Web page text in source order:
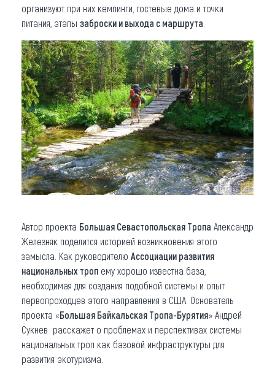
организуют при них кемпинги, гостевые дома и точки
питания, этапы заброски и выхода с маршрута
Автор проекта Большая Севастопольская Тропа Александр
Железняк поделится историей возникновения этого
замысла. Как руководителю Ассоциации развития
национальных троп ему хорошо известна база,
необходимая для создания подобной системы и опыт
первопроходцев этого направления в США. Основатель
проекта «Большая Байкальская Тропа-Бурятия» Андрей
Сукнев расскажет о проблемах и перспективах системы
национальных троп как базовой инфраструктуры для
развития экотуризма.